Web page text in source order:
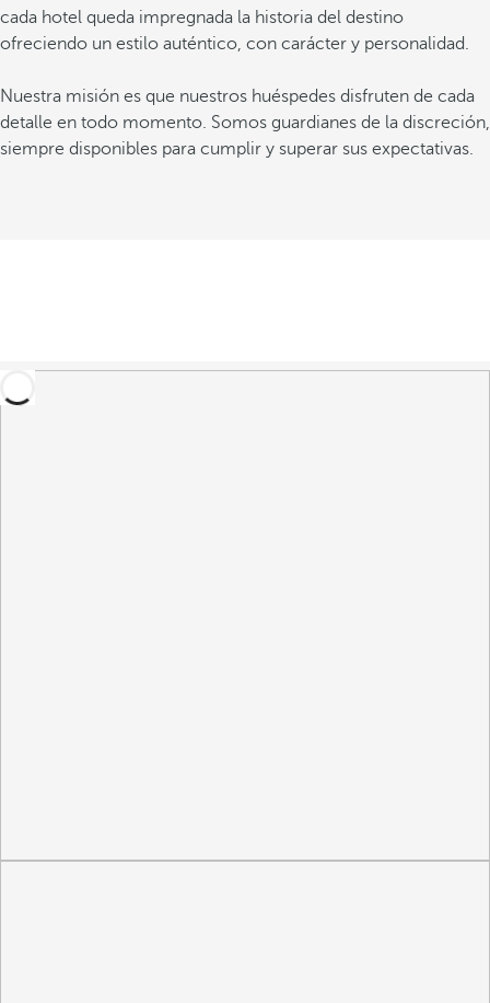
cada hotel queda impregnada la historia del destino
ofreciendo un estilo auténtico, con carácter y personalidad.
Nuestra misión es que nuestros huéspedes disfruten de cada
detalle en todo momento. Somos guardianes de la discreción,
siempre disponibles para cumplir y superar sus expectativas.